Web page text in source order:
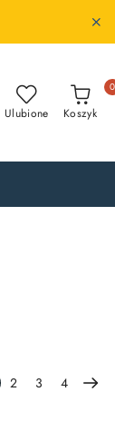
Ulubione Koszyk
0
2 3 4